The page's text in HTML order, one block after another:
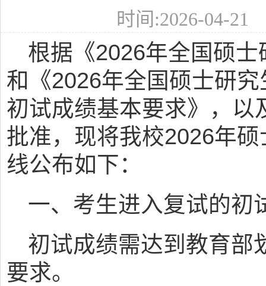
时间:2026-04-
根据《2026年全国硕
和《2026年全国硕士研
初试成绩基本要求》，以
批准，现将我校2026年
线公布如下：
一、考生进入复试的初
初试成绩需达到教育部
要求。